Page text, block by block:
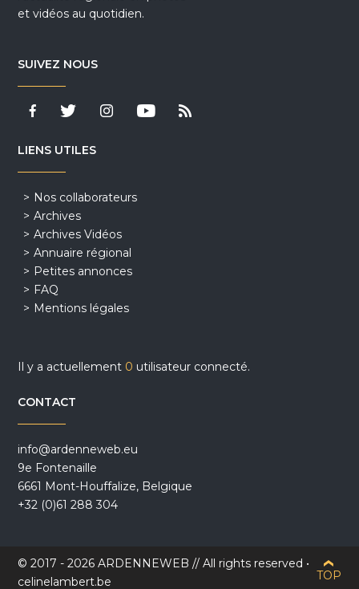
et vidéos au quotidien.
SUIVEZ NOUS
LIENS UTILES
Nos collaborateurs
Archives
Archives Vidéos
Annuaire régional
Petites annonces
FAQ
Mentions légales
Il y a actuellement 0 utilisateur connecté.
CONTACT
info@ardenneweb.eu
9e Fontenaille
6661 Mont-Houffalize, Belgique
+32 (0)61 288 304
© 2017 - 2026 ARDENNEWEB // All rights reserved •
celinelambert.be
TOP